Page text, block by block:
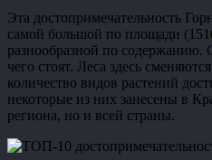
Эта достопримечательность
самой большой по площади
разнообразной по
чего стоят. Леса здесь
количество видов растений
некоторые из них занесены в
региона, но и всей страны.